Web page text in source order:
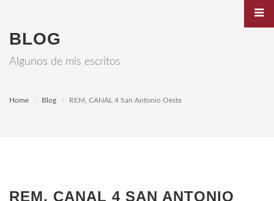
BLOG
Algunos de mis escritos
Home Blog REM, CANAL 4 San Antonio Oeste
REM, CANAL 4 SAN ANTONIO